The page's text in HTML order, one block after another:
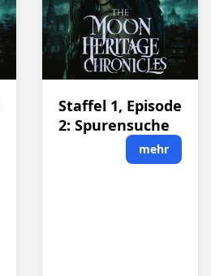
Staffel 1, Episode
2: Spurensuche
mehr